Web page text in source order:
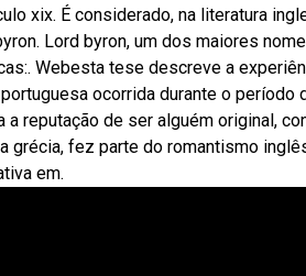
xix. É considerado, na literatura
Lord byron, um dos maiores
Webesta tese descreve a
ocorrida durante o
reputação de ser alguém original,
grécia, fez parte do romantismo
em.